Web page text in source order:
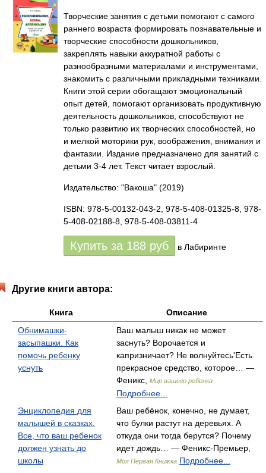
Творческие занятия с детьми помогают с самого
раннего возраста формировать познавательные и
творческие способности дошкольников,
закреплять навыки аккуратной работы с
разнообразными материалами и инструментами,
знакомить с различными прикладными техниками.
Книги этой серии обогащают эмоциональный
опыт детей, помогают организовать продуктивную
деятельность дошкольников, способствуют не
только развитию их творческих способностей, но
и мелкой моторики рук, воображения, внимания и
фантазии. Издание предназначено для занятий с
детьми 3-4 лет. Текст читает взрослый.
Издательство: "Вакоша" (2019)
ISBN: 978-5-00132-043-2, 978-5-408-01325-8, 978-
5-408-02188-8, 978-5-408-03811-4
Купить за 188 руб в Лабиринте
Другие книги автора:
Книга
Описание
Обнимашки-
засыпашки. Как
помочь ребенку
уснуть
Ваш малыш никак не может
заснуть? Ворочается и
капризничает? Не волнуйтесь'Есть
прекрасное средство, которое… —
Феникс,
Мир вашего ребенка
Подробнее...
Энциклопедия для
малышей в сказках.
Все, что ваш ребенок
должен узнать до
школы
Ваш ребёнок, конечно, не думает,
что булки растут на деревьях. А
откуда они тогда берутся? Почему
идет дождь… — Феникс-Премьер,
Моя Первая Книжка Подробнее...